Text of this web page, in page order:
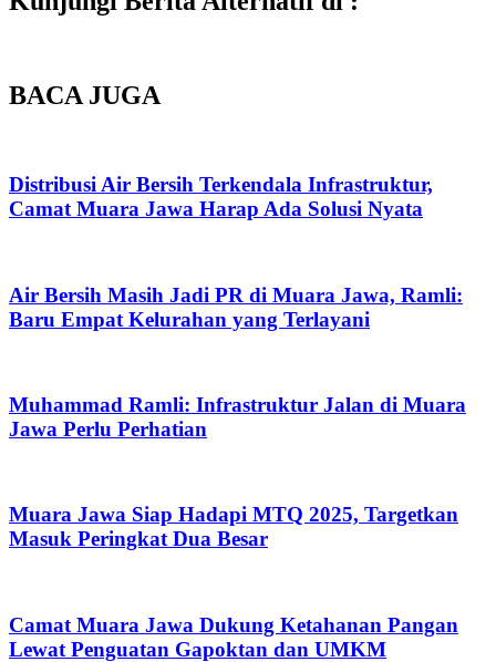
BACA JUGA
Distribusi Air Bersih Terkendala Infrastruktur,
Camat Muara Jawa Harap Ada Solusi Nyata
Air Bersih Masih Jadi PR di Muara Jawa, Ramli:
Baru Empat Kelurahan yang Terlayani
Muhammad Ramli: Infrastruktur Jalan di Muara
Jawa Perlu Perhatian
Muara Jawa Siap Hadapi MTQ 2025, Targetkan
Masuk Peringkat Dua Besar
Camat Muara Jawa Dukung Ketahanan Pangan
Lewat Penguatan Gapoktan dan UMKM